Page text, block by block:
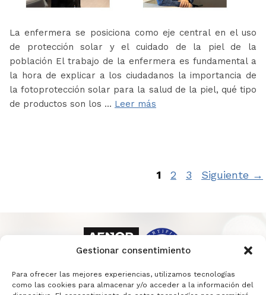
Gestionar consentimiento
Para ofrecer las mejores experiencias, utilizamos tecnologías
como las cookies para almacenar y/o acceder a la información del
La enfermera se posiciona como eje central en el uso
de protección solar y el cuidado de la piel de la
población El trabajo de la enfermera es fundamental a
la hora de explicar a los ciudadanos la importancia de
la fotoprotección solar para la salud de la piel, qué tipo
de productos son los … Leer más
Página
1 Página
2 Página
3 Siguiente →